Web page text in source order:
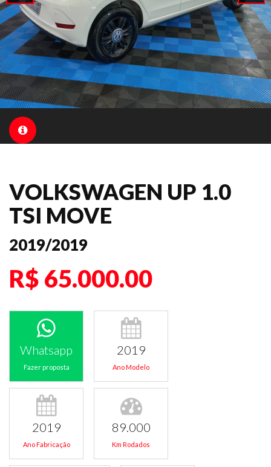
VOLKSWAGEN UP 1.0
TSI MOVE
2019/2019
R$ 65.000.00
Whatsapp
Fazer proposta
2019
Ano Modelo
2019
Ano Fabricação
89.000
Km Rodados